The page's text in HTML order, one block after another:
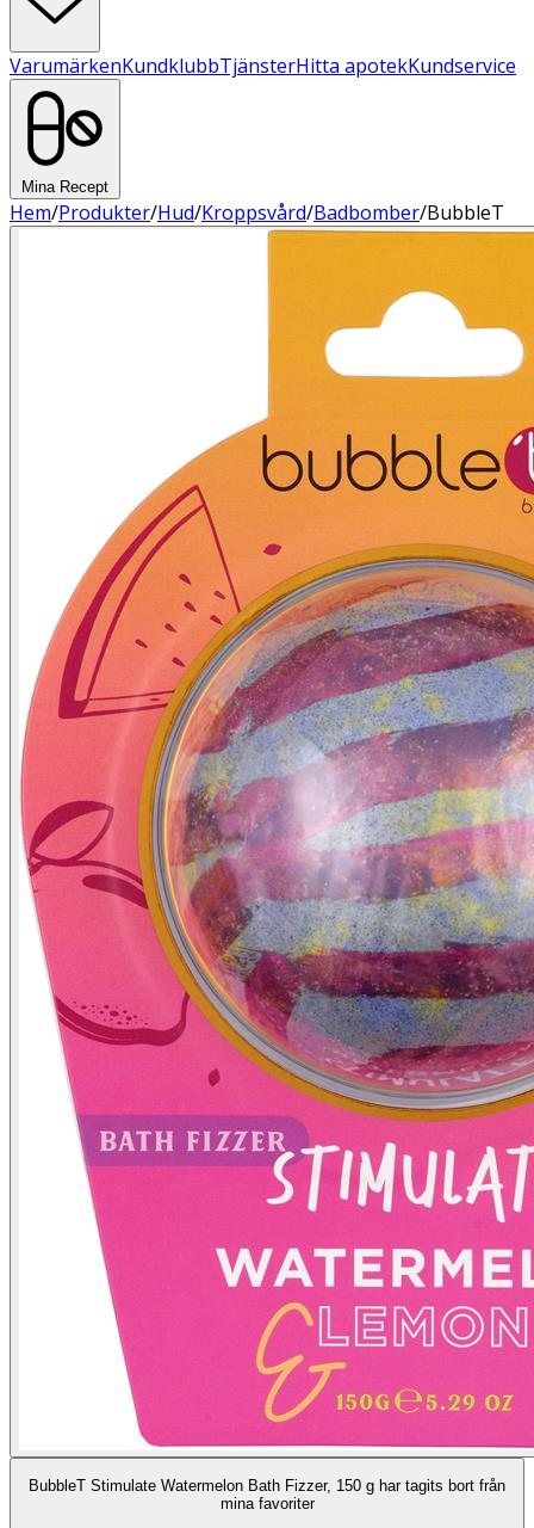
VarumärkenKundklubbTjänsterHitta apotekKundservice
Mina Recept
Hem/Produkter/Hud/Kroppsvård/Badbomber/BubbleT
BubbleT Stimulate Watermelon Bath Fizzer, 150 g har tagits bort från
mina favoriter